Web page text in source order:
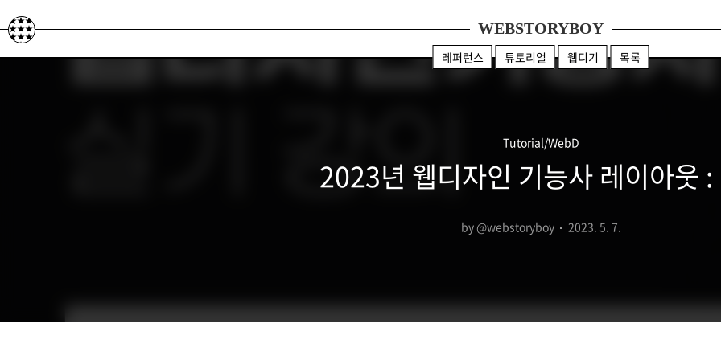
WEBSTORYBOY
레퍼런스 튜토리얼 웹디기 목록
Tutorial/WebD
2023년 웹디자인 기능사 레이아웃
by @webstoryboy 2023. 5. 7.